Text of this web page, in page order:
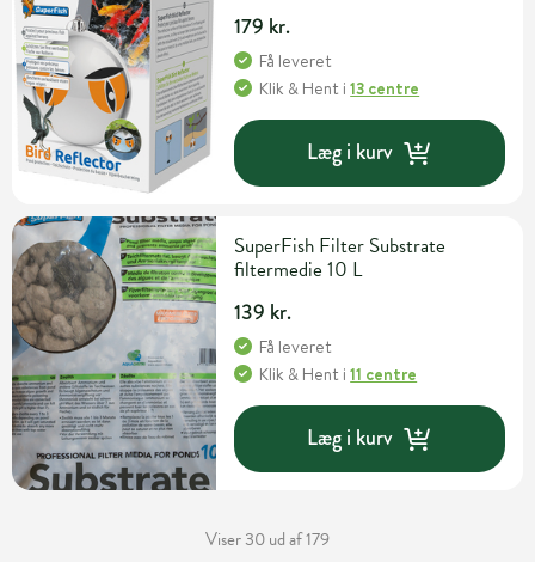
179 kr.
Få leveret
Klik & Hent i13 centre
Læg i kurv
SuperFish Filter Substrate
filtermedie 10 L
139 kr.
Få leveret
Klik & Hent i11 centre
Læg i kurv
Viser 30 ud af 179